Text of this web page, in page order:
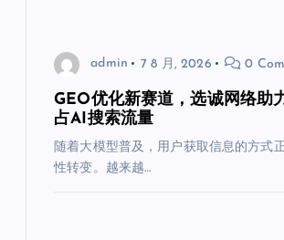
admin 7 8 月, 2026 0
GEO优化新赛道，选诚网络助
占AI搜索流量
随着大模型普及，用户获取信息的方式
性转变。越来越…